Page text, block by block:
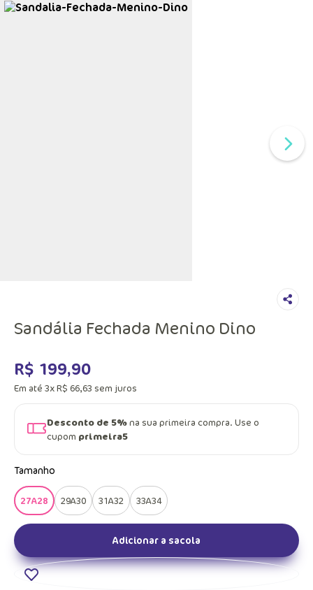
Sandália Fechada Menino Dino
R$ 199,90
Em até 3xR$ 66,63 sem juros
Desconto de 5%na sua primeira compra. Use o
cupom primeira5
Tamanho
27A28 29A30 31A32 33A34
Adicionar a sacola